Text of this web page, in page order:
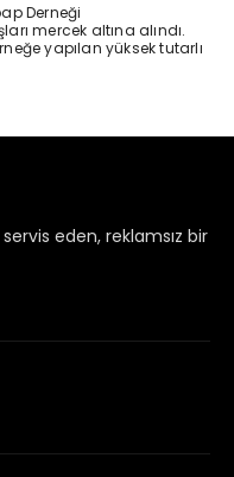
servis eden, reklamsız bir